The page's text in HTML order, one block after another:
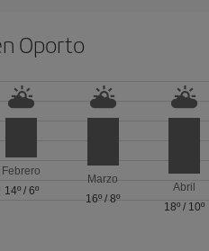
Oporto
Febrero
14º/ 6º
Marzo
16º /8º
Abril
18º / 10º